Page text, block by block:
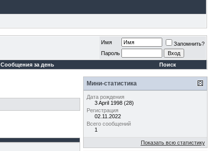
Имя
Запомнить?
Пароль
Сообщения за день Поиск
Мини-статистика
Дата рождения
3 April 1998 (28)
Регистрация
02.11.2022
Всего сообщений
1
Показать всю статистику